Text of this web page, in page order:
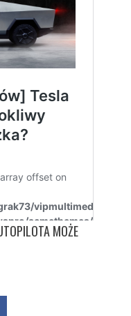
MOŻE